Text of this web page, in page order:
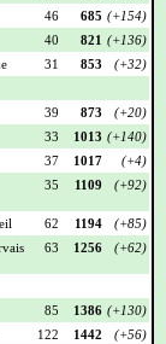
46 685 (+154)
40 821 (+136)
31 853
(+32)
39 873
(+20)
33 1013 (+140)
37 1017
(+4)
35 1109 (+92)
62 1194
(+85)
63 1256 (+62)
85 1386 (+130)
122 1442
(+56)